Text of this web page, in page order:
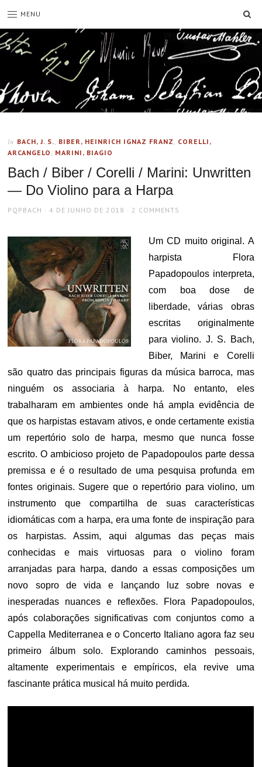
MENU
In BACH, J. S., BIBER, HEINRICH IGNAZ FRANZ , CORELLI,
ARCANGELO , MARINI, BIAGIO
Bach / Biber / Corelli / Marini: Unwritten
— Do Violino para a Harpa
AUTHOR
PQPBACH
POSTED
4 DE JUNHO DE 2018 2 COMMENTS
Um CD muito original. A
harpista Flora
Papadopoulos interpreta,
com boa dose de
liberdade, várias obras
escritas originalmente
para violino. J. S. Bach,
Biber, Marini e Corelli
são quatro das principais figuras da música barroca, mas
ninguém os associaria à harpa. No entanto, eles
trabalharam em ambientes onde há ampla evidência de
que os harpistas estavam ativos, e onde certamente existia
um repertório solo de harpa, mesmo que nunca fosse
escrito. O ambicioso projeto de Papadopoulos parte dessa
premissa e é o resultado de uma pesquisa profunda em
fontes originais. Sugere que o repertório para violino, um
instrumento que compartilha de suas características
idiomáticas com a harpa, era uma fonte de inspiração para
os harpistas. Assim, aqui algumas das peças mais
conhecidas e mais virtuosas para o violino foram
arranjadas para harpa, dando a essas composições um
novo sopro de vida e lançando luz sobre novas e
inesperadas nuances e reflexões. Flora Papadopoulos,
após colaborações significativas com conjuntos como a
Cappella Mediterranea e o Concerto Italiano agora faz seu
primeiro álbum solo. Explorando caminhos pessoais,
altamente experimentais e empíricos, ela revive uma
fascinante prática musical há muito perdida.